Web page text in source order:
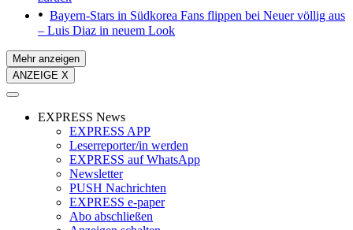
Bayern-Stars in Südkorea Fans flippen bei Neuer völlig aus
– Luis Diaz in neuem Look
Mehr anzeigen
ANZEIGE X
EXPRESS News
EXPRESS APP
Leserreporter/in werden
EXPRESS auf WhatsApp
Newsletter
PUSH Nachrichten
EXPRESS e-paper
Abo abschließen